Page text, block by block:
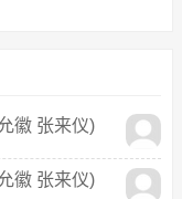
徽 张来仪)
徽 张来仪)